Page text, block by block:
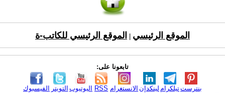
الموقع الرئيسي الموقع الرئيسي للكاتب-ة
تابعونا على:
الفيسبوك التويتر اليوتيوب RSS الانستغرام لينكدإن تيلكرامبنترست